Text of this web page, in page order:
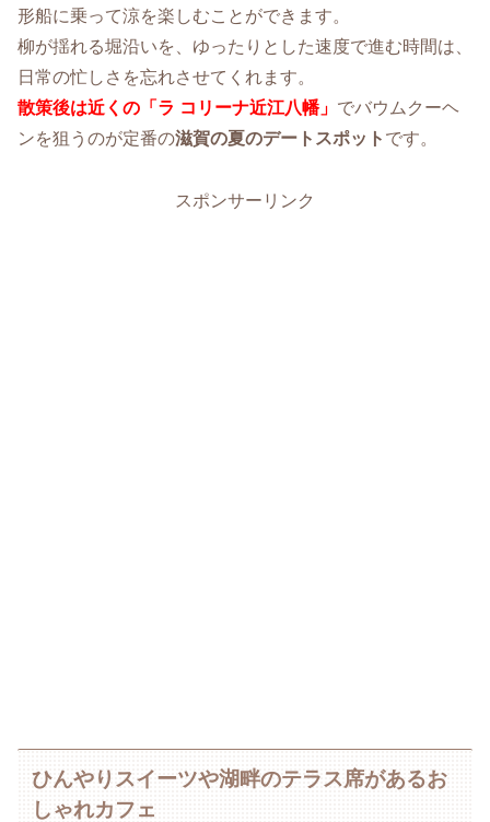
形船に乗って涼を楽しむことができます。
柳が揺れる堀沿いを、ゆったりとした速度で進む時間は、
日常の忙しさを忘れさせてくれます。
散策後は近くの「ラ コリーナ近江八幡」 でバウムクーヘ
ンを狙うのが定番の滋賀の夏のデートスポット です。
スポンサーリンク
ひんやりスイーツや湖畔のテラス席があるお
しゃれカフェ